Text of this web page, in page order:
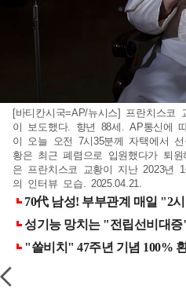
[바티칸시국=AP/뉴시스] 프란치스코
이 보도했다. 향년 88세. AP통신에
이 오늘 오전 7시35분께 자택에서
황은 최근 폐렴으로 입원했다가 퇴
은 프란치스코 교황이 지난 2023년
의 인터뷰 모습. 2025.04.21.